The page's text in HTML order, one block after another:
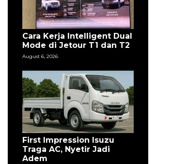
Cara Kerja Intelligent Dual
Mode di Jetour T1 dan T2
August 6, 2026
First Impression Isuzu
Traga AC, Nyetir Jadi
Adem